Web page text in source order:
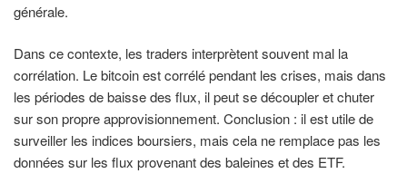
générale.
Dans ce contexte, les traders interprètent souvent mal la
corrélation. Le bitcoin est corrélé pendant les crises, mais dans
les périodes de baisse des flux, il peut se découpler et chuter
sur son propre approvisionnement. Conclusion : il est utile de
surveiller les indices boursiers, mais cela ne remplace pas les
données sur les flux provenant des baleines et des ETF.